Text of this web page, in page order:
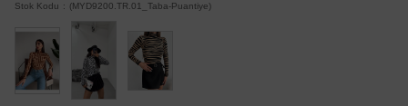
Stok Kodu (MYD9200.TR.01_Taba-Puantiye)